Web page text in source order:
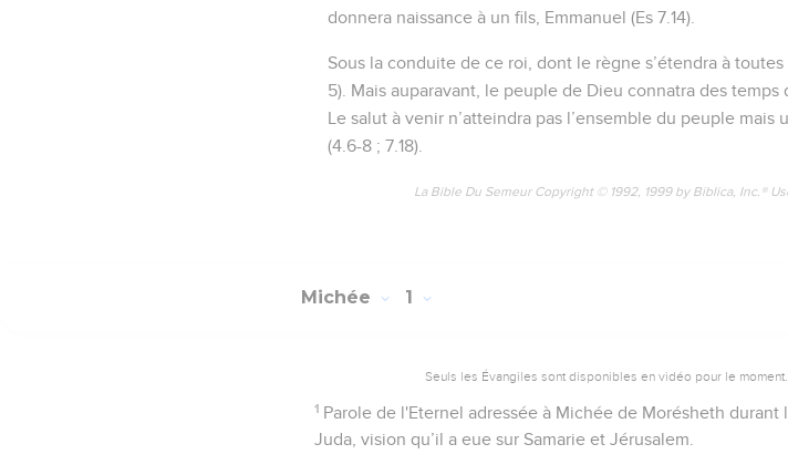
donnera naissance à un fils, Emmanuel (Es 7.14).
Sous la conduite de ce roi, dont le règne s’étendra à
5). Mais auparavant, le peuple de Dieu connatra des temps
Le salut à venir n’atteindra pas l’ensemble du peuple
(4.6-8 ; 7.18).
La Bible Du Semeur Copyright © 1992, 1999 by Biblica, Inc.®
Michée 1
Seuls les Évangiles sont disponibles en vidéo pour le moment.
1 Parole de l'Eternel adressée à Michée de Morésheth
Juda, vision qu’il a eue sur Samarie et Jérusalem.